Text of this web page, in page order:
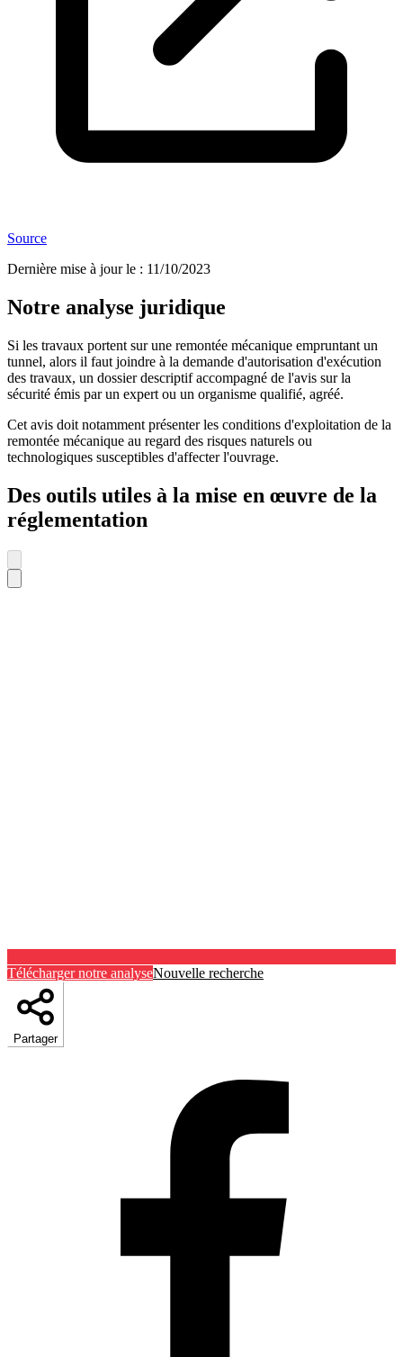
Source
Dernière mise à jour le : 11/10/2023
Notre analyse juridique
Si les travaux portent sur une remontée mécanique empruntant un
tunnel, alors il faut joindre à la demande d'autorisation d'exécution
des travaux, un dossier descriptif accompagné de l'avis sur la
sécurité émis par un expert ou un organisme qualifié, agréé.
Cet avis doit notamment présenter les conditions d'exploitation de la
remontée mécanique au regard des risques naturels ou
technologiques susceptibles d'affecter l'ouvrage.
Des outils utiles à la mise en œuvre de la
réglementation
Télécharger notre analyseNouvelle recherche
Partager